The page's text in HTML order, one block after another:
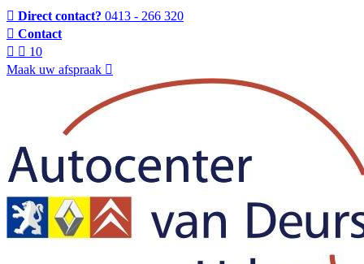
Direct contact? 0413 - 266 320
Contact
10
Maak uw afspraak